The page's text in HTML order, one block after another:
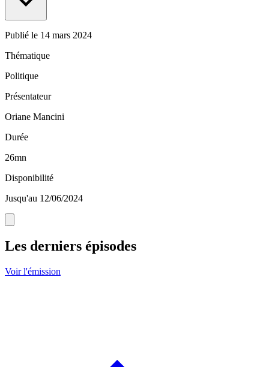
Publié le 14 mars 2024
Thématique
Politique
Présentateur
Oriane Mancini
Durée
26mn
Disponibilité
Jusqu'au 12/06/2024
Les derniers épisodes
Voir l'émission